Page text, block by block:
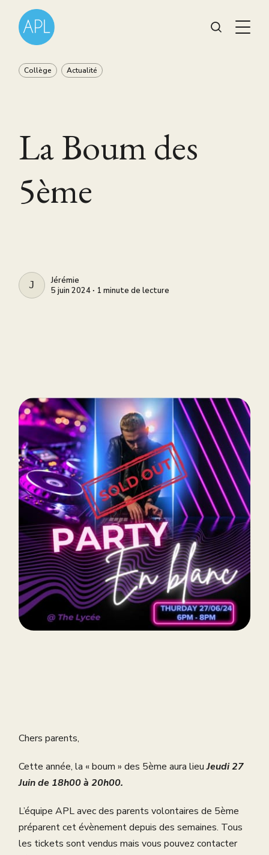
Collège Actualité
La Boum des
5ème
JÉRÉMIE
Jérémie
5 juin 2024 ∙ 1 minute de lecture
Chers parents,
Cette année, la « boum » des 5ème aura lieuJeudi 27
Juin de 18h00 à 20h00.
L’équipe APL avec des parents volontaires de 5ème
préparent cet évènement depuis des semaines. Tous
les tickets sont vendus mais vous pouvez contacter